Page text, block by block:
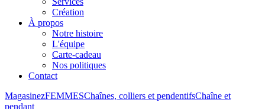
Création
À propos
Notre histoire
L'équipe
Carte-cadeau
Nos politiques
Contact
MagasinezFEMMESChaînes, colliers et pendentifsChaîne et
pendant